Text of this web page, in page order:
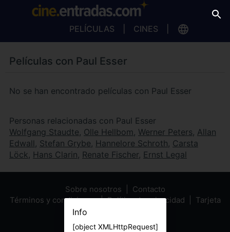
PELÍCULAS CINES
Películas con Paul Esser
No se han encontrado películas con Paul Esser
Personas relacionadas con Paul Esser
Wolfgang Staudte, Olle Hellbom, Werner Peters, Allan
Edwall , Stefan Grybe, Hannelore Schroth, Carsta
Löck, Hans Clarin, Renate Fischer, Ernst Legal
Sobre nosotros
Contacto
Términos y condiciones
Política de privacidad
Tarjeta
Info
[object XMLHttpRequest]